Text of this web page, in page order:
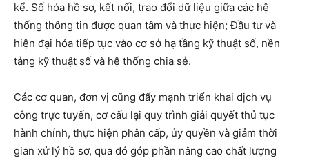
kể. Số hóa hồ sơ, kết nối, trao đổi dữ liệu giữa các hệ
thống thông tin được quan tâm và thực hiện; Đầu tư và
hiện đại hóa tiếp tục vào cơ sở hạ tầng kỹ thuật số, nền
tảng kỹ thuật số và hệ thống chia sẻ.
Các cơ quan, đơn vị cũng đẩy mạnh triển khai dịch vụ
công trực tuyến, cơ cấu lại quy trình giải quyết thủ tục
hành chính, thực hiện phân cấp, ủy quyền và giảm thời
gian xử lý hồ sơ, qua đó góp phần nâng cao chất lượng